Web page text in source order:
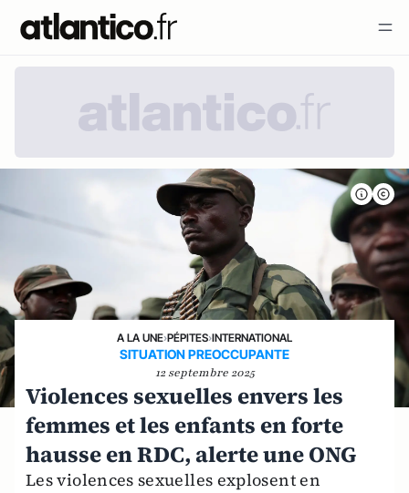
A LA UNE›PÉPITES›INTERNATIONAL
SITUATION PREOCCUPANTE
12 septembre 2025
Violences sexuelles envers les
femmes et les enfants en forte
hausse en RDC, alerte une ONG
Les violences sexuelles explosent en